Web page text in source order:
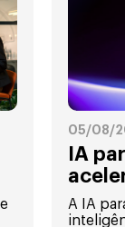
05/08/
IA
A IA